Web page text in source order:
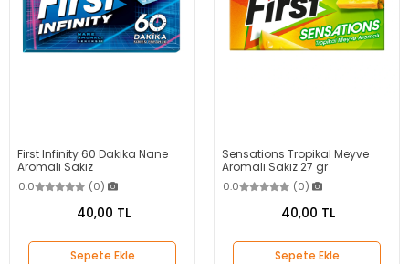
First Infinity 60 Dakika Nane
Aromalı Sakız
0.0 (0)
40,00 TL
Sepete Ekle
Sensations Tropikal Meyve
Aromalı Sakız 27 gr
0.0 (0)
40,00 TL
Sepete Ekle